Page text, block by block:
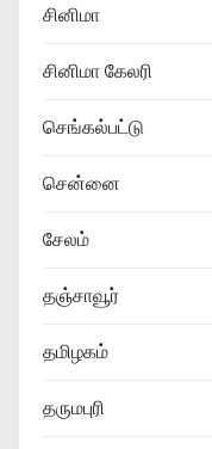
சினிமா
சினிமா கேலரி
செங்கல்பட்டு
சென்னை
சேலம்
தஞ்சாவூர்
தமிழகம்
தருமபுரி